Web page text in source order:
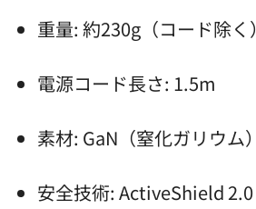
重量: 約230g（コード除く）
電源コード長さ: 1.5m
素材: GaN（窒化ガリウム）
安全技術: ActiveShield 2.0